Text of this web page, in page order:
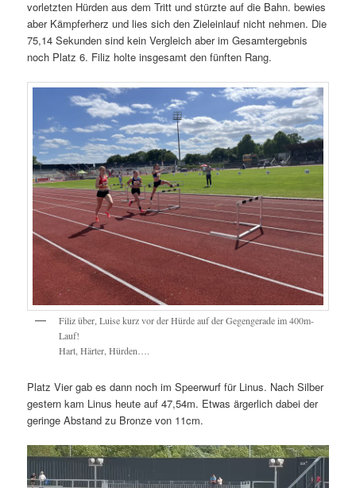
vorletzten Hürden aus dem Tritt und stürzte auf die Bahn. bewies
aber Kämpferherz und lies sich den Zieleinlauf nicht nehmen. Die
75,14 Sekunden sind kein Vergleich aber im Gesamtergebnis
noch Platz 6. Filiz holte insgesamt den fünften Rang.
Filiz über, Luise kurz vor der Hürde auf der Gegengerade im 400m-
Lauf!
Hart, Härter, Hürden….
Platz Vier gab es dann noch im Speerwurf für Linus. Nach Silber
gestern kam Linus heute auf 47,54m. Etwas ärgerlich dabei der
geringe Abstand zu Bronze von 11cm.